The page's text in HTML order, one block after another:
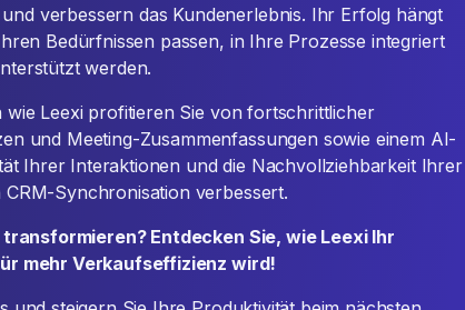
verbessern das Kundenerlebnis. Ihr Erfolg hängt
Bedürfnissen passen, in Ihre Prozesse integriert
werden.
wie Leexi profitieren Sie von fortschrittlicher
und Meeting-Zusammenfassungen sowie einem AI-
Ihrer Interaktionen und die Nachvollziehbarkeit Ihrer
Synchronisation verbessert.
Entdecken Sie, wie Leexi Ihr
mehr Verkaufseffizienz wird!